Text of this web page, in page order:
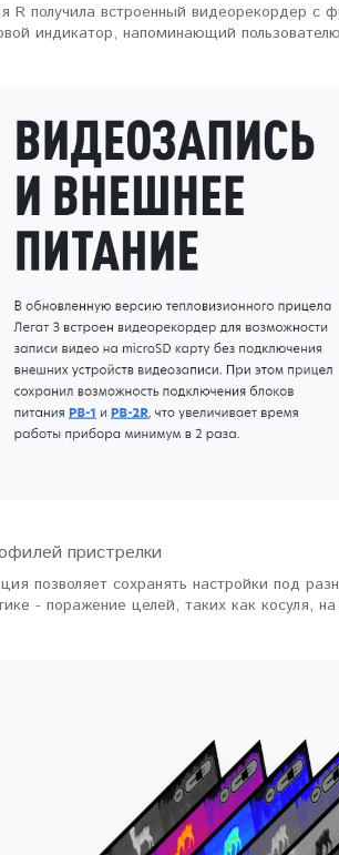
о тепловизорах Atak не
спасибо консультантам,
подобрать отличную и
модель. Взял
Виктор Жунов
г. Санкт-Петербург
"Искал
тепловизор
ночью.
грамотную
г.
R получила встроенный видеорекордер с
индикатор, напоминающий
пристрелки
позволяет сохранять настройки под
- поражение целей, таких как косуля,